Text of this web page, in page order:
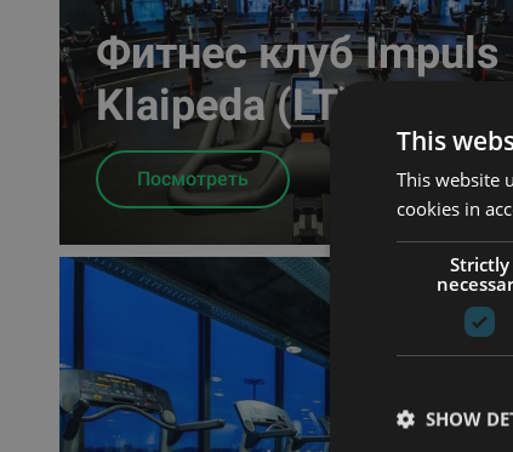
Фитнес клуб Impuls
Klaipeda (LT)
Посмотреть
This
This website
cookies in
Strictly
SHOW